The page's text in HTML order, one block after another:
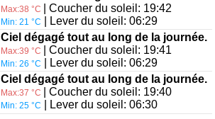
Max:38 °C | Coucher du soleil: 19:42
Min: 21 °C
| Lever du soleil: 06:29
Ciel dégagé tout au long de la journée.
Max:39 °C | Coucher du soleil: 19:41
Min: 26 °C
| Lever du soleil: 06:29
Ciel dégagé tout au long de la journée.
Max:37 °C | Coucher du soleil: 19:40
Min: 25 °C | Lever du soleil: 06:30